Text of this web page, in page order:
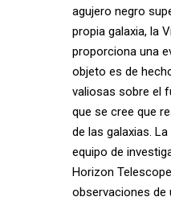
agujero negro
propia galaxia, la
proporciona una
objeto es de
valiosas sobre el
que se cree que
de las galaxias.
equipo de
Horizon
observaciones de